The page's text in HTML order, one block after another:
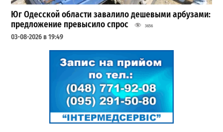
Юг Одесской области завалило дешевыми арбузами:
предложение превысило спрос
3656
03-08-2026 в 19:49